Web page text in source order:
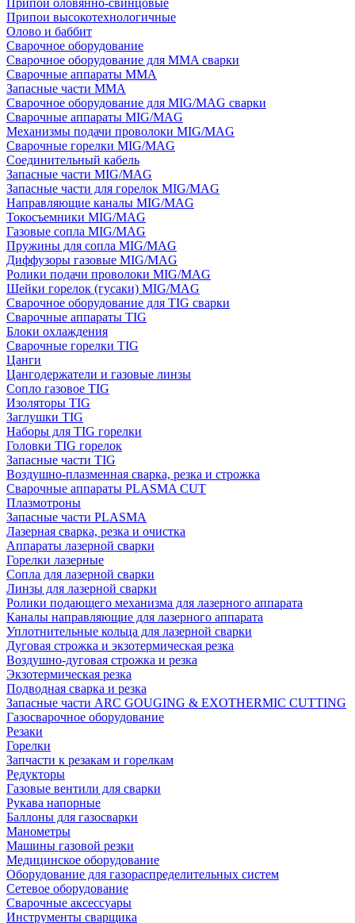
Припои оловянно-свинцовые
Припои высокотехнологичные
Олово и баббит
Сварочное оборудование
Сварочное оборудование для MMA сварки
Сварочные аппараты MMA
Запасные части MMA
Сварочное оборудование для MIG/MAG сварки
Сварочные аппараты MIG/MAG
Механизмы подачи проволоки MIG/MAG
Сварочные горелки MIG/MAG
Соединительный кабель
Запасные части MIG/MAG
Запасные части для горелок MIG/MAG
Направляющие каналы MIG/MAG
Токосъемники MIG/MAG
Газовые сопла MIG/MAG
Пружины для сопла MIG/MAG
Диффузоры газовые MIG/MAG
Ролики подачи проволоки MIG/MAG
Шейки горелок (гусаки) MIG/MAG
Сварочное оборудование для TIG сварки
Сварочные аппараты TIG
Блоки охлаждения
Сварочные горелки TIG
Цанги
Цангодержатели и газовые линзы
Сопло газовое TIG
Изоляторы TIG
Заглушки TIG
Наборы для TIG горелки
Головки TIG горелок
Запасные части TIG
Воздушно-плазменная сварка, резка и строжка
Сварочные аппараты PLASMA CUT
Плазмотроны
Запасные части PLASMA
Лазерная сварка, резка и очистка
Аппараты лазерной сварки
Горелки лазерные
Сопла для лазерной сварки
Линзы для лазерной сварки
Ролики подающего механизма для лазерного аппарата
Каналы направляющие для лазерного аппарата
Уплотнительные кольца для лазерной сварки
Дуговая строжка и экзотермическая резка
Воздушно-дуговая строжка и резка
Экзотермическая резка
Подводная сварка и резка
Запасные части ARC GOUGING & EXOTHERMIC CUTTING
Газосварочное оборудование
Резаки
Горелки
Запчасти к резакам и горелкам
Редукторы
Газовые вентили для сварки
Рукава напорные
Баллоны для газосварки
Манометры
Машины газовой резки
Медицинское оборудование
Оборудование для газораспределительных систем
Сетевое оборудование
Сварочные аксессуары
Инструменты сварщика